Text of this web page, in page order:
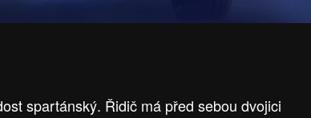
spartánský. Řidič má před sebou dvojici